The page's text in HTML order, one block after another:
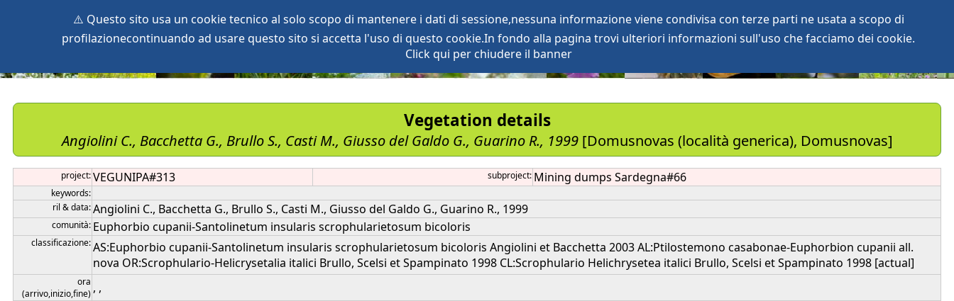
⚠️ Questo sito usa un cookie tecnico al solo scopo di mantenere i dati di sessione,nessuna informazione viene condivisa con terze parti ne usata a scopo di
profilazionecontinuando ad usare questo sito si accetta l'uso di questo cookie.In fondo alla pagina trovi ulteriori informazioni sull'uso che facciamo dei cookie.
Click qui per chiudere il banner
login
anArchive
Vegetation details
Angiolini C., Bacchetta G., Brullo S., Casti M., Giusso del Galdo G., Guarino R., 1999[Domusnovas (località generica), Domusnovas]
project:VEGUNIPA#313 subproject: Mining dumps Sardegna#66
keywords:
ril & data:Angiolini C., Bacchetta G., Brullo S., Casti M., Giusso del Galdo G., Guarino R., 1999
comunità: Euphorbio cupanii-Santolinetum insularis scrophularietosum bicoloris
classificazione:AS:Euphorbio cupanii-Santolinetum insularis scrophularietosum bicoloris Angiolini et Bacchetta 2003 AL:Ptilostemono casabonae-Euphorbion cupanii all.
nova OR:Scrophulario-Helicrysetalia italici Brullo, Scelsi et Spampinato 1998 CL:Scrophulario Helichrysetea italici Brullo, Scelsi et Spampinato 1998 [actual]
ora
(arrivo,inizio,fine) , ,